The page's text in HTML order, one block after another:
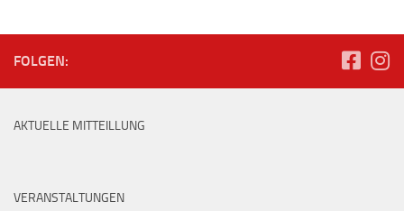
FOLGEN:
AKTUELLE MITTEILLUNG
VERANSTALTUNGEN